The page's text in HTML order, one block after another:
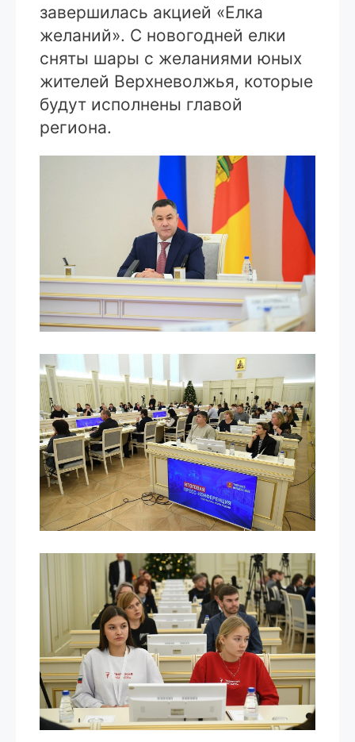
завершилась акцией «Елка
желаний». С новогодней елки
сняты шары с желаниями юных
жителей Верхневолжья, которые
будут исполнены главой
региона.